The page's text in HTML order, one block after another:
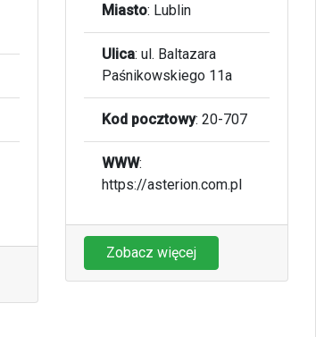
Miasto: Lublin
Ulica: ul. Baltazara
Paśnikowskiego 11a
Kod pocztowy: 20-707
WWW:
https://asterion.com.pl
Zobacz więcej